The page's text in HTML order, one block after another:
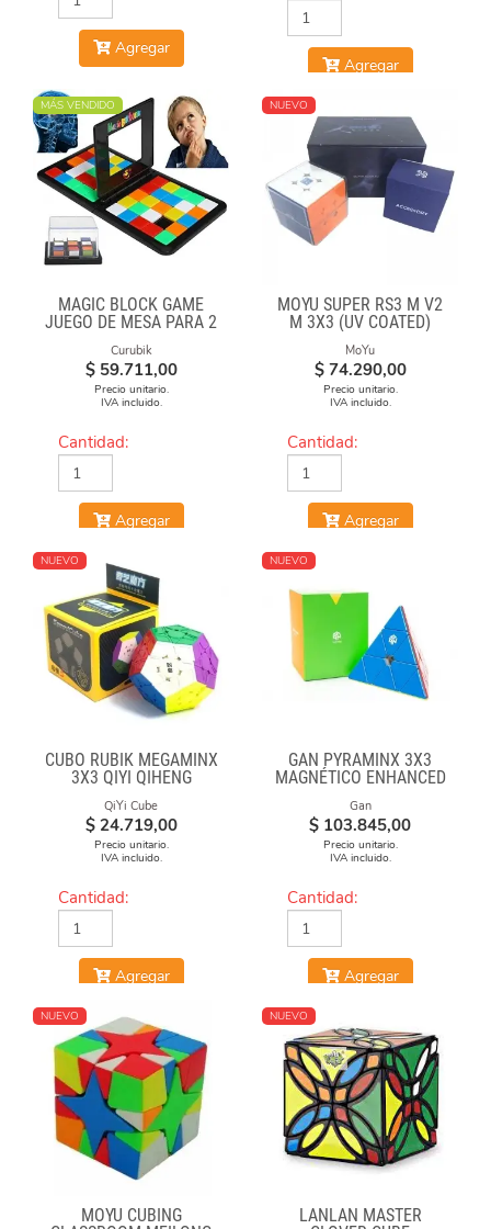
Agregar
Agregar
MÁS VENDIDO
MAGIC BLOCK GAME
JUEGO DE MESA PARA 2
Curubik
$ 59.711,00
Precio unitario.
IVA incluido.
Cantidad:
Agregar
NUEVO
MOYU SUPER RS3 M V2
M 3X3 (UV COATED)
MoYu
$ 74.290,00
Precio unitario.
IVA incluido.
Cantidad:
Agregar
NUEVO
CUBO RUBIK MEGAMINX
3X3 QIYI QIHENG
QiYi Cube
$ 24.719,00
Precio unitario.
IVA incluido.
Cantidad:
Agregar
NUEVO
GAN PYRAMINX 3X3
MAGNÉTICO ENHANCED
Gan
$ 103.845,00
Precio unitario.
IVA incluido.
Cantidad:
Agregar
NUEVO
MOYU CUBING
NUEVO
LANLAN MASTER